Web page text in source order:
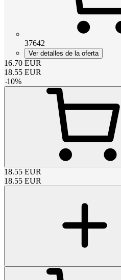
37642
Ver detalles de la oferta
16.70 EUR
18.55 EUR
-10%
18.55 EUR
18.55 EUR